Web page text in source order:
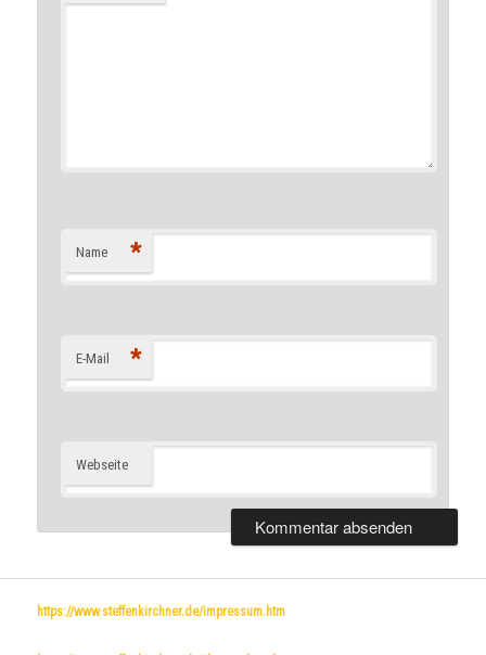
Name *
E-Mail *
Webseite
https://www.steffenkirchner.de/impressum.htm